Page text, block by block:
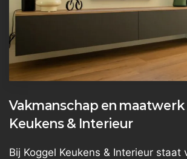
Vakmanschap en maatwerk
Keukens & Interieur
Bij Koggel Keukens & Interieur staat